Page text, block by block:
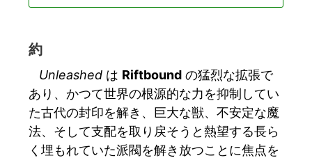
約
Unleashed は Riftbound の猛烈な拡張で
あり、かつて世界の根源的な力を抑制してい
た古代の封印を解き、巨大な獣、不安定な魔
法、そして支配を取り戻そうと熱望する長ら
く埋もれていた派閥を解き放つことに焦点を